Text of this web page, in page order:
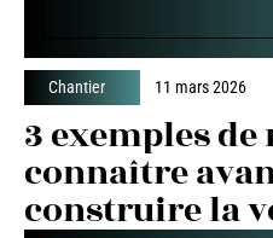
Chantier 11 mars 2026
3 exemples
connaître
construire la